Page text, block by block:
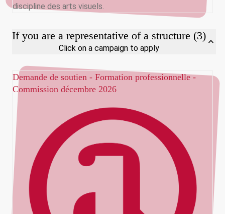
discipline des arts visuels.
If you are a representative of a structure (3)
Click on a campaign to apply
expand_less
Demande de soutien - Formation professionnelle -
Commission décembre 2026